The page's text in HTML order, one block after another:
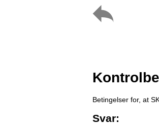
Betingelser for, at
Svar: